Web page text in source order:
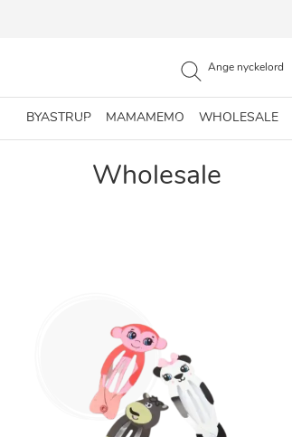
BYASTRUP MAMAMEMO WHOLESALE
Wholesale